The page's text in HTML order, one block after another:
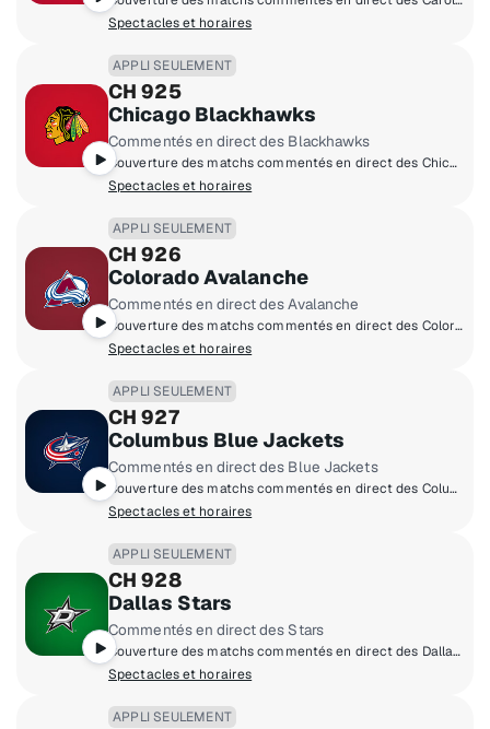
Spectacles et horaires
APPLI SEULEMENT
CH 925
Chicago Blackhawks
Commentés en direct des Blackhawks
Couverture des matchs commentés en direct des Chicago Blackhawks à domicile.
Spectacles et horaires
APPLI SEULEMENT
CH 926
Colorado Avalanche
Commentés en direct des Avalanche
Couverture des matchs commentés en direct des Colorado Avalanche à domicile.
Spectacles et horaires
APPLI SEULEMENT
CH 927
Columbus Blue Jackets
Commentés en direct des Blue Jackets
Couverture des matchs commentés en direct des Columbus Blue Jackets à domicile.
Spectacles et horaires
APPLI SEULEMENT
CH 928
Dallas Stars
Commentés en direct des Stars
Couverture des matchs commentés en direct des Dallas Stars à domicile.
Spectacles et horaires
APPLI SEULEMENT